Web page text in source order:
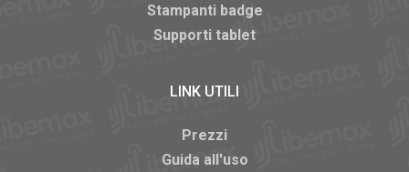
Stampanti badge
Supporti tablet
LINK UTILI
Prezzi
Guida all'uso